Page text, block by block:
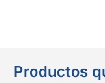
Productos